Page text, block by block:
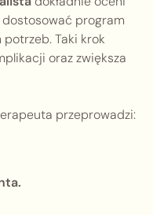
program
Taki krok
oraz zwiększa
przeprowadzi: